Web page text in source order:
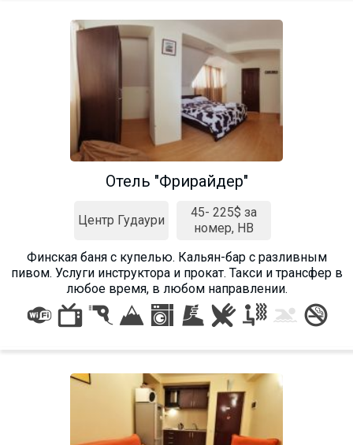
Отель "Фрирайдер"
Центр Гудаури
45- 225$ за
номер, HB
Финская баня с купелью. Кальян-бар с разливным
пивом. Услуги инструктора и прокат. Такси и трансфер в
любое время, в любом направлении.